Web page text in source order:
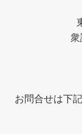
衆
お問合せは下